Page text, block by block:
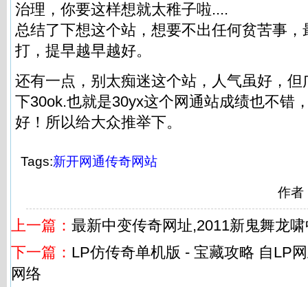
治理，你要这样想就太稚子啦....
总结了下想这个站，想要不出任何贫苦事
打，提早越早越好。
还有一点，别太痴迷这个站，人气虽好，
下30ok.也就是30yx这个网通站成绩也不错
好！所以给大众推举下。
Tags:新开网通传奇网站
作
上一篇： 最新中变传奇网址,2011新鬼舞龙
下一篇： LP仿传奇单机版 - 宝藏攻略 自LP
网络